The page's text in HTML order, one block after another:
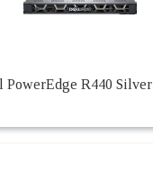
PowerEdge R440 Silver